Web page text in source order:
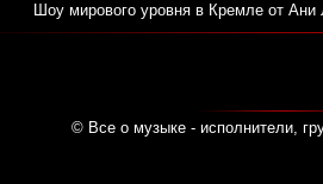
Шоу мирового уровня в Кремле от Ани
© Все о музыке - исполнители,